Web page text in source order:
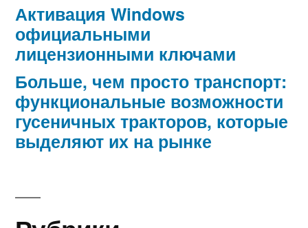
Активация Windows
официальными
лицензионными ключами
Больше, чем просто транспорт:
функциональные возможности
гусеничных тракторов, которые
выделяют их на рынке